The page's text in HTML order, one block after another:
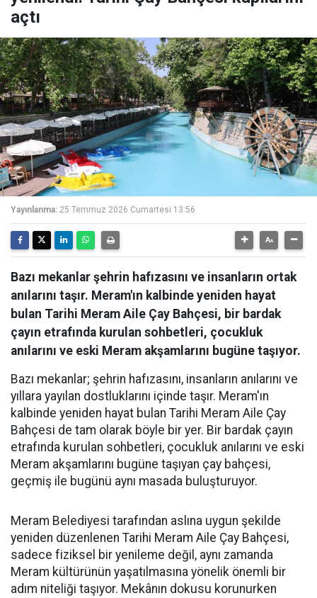
açtı
Yayınlanma: 25 Temmuz 2026 Cumartesi 13:56
Bazı mekanlar şehrin hafızasını ve insanların ortak
anılarını taşır. Meram'ın kalbinde yeniden hayat
bulan Tarihi Meram Aile Çay Bahçesi, bir bardak
çayın etrafında kurulan sohbetleri, çocukluk
anılarını ve eski Meram akşamlarını bugüne taşıyor.
Bazı mekanlar; şehrin hafızasını, insanların anılarını ve
yıllara yayılan dostluklarını içinde taşır. Meram'ın
kalbinde yeniden hayat bulan Tarihi Meram Aile Çay
Bahçesi de tam olarak böyle bir yer. Bir bardak çayın
etrafında kurulan sohbetleri, çocukluk anılarını ve eski
Meram akşamlarını bugüne taşıyan çay bahçesi,
geçmiş ile bugünü aynı masada buluşturuyor.
Meram Belediyesi tarafından aslına uygun şekilde
yeniden düzenlenen Tarihi Meram Aile Çay Bahçesi,
sadece fiziksel bir yenileme değil, aynı zamanda
Meram kültürünün yaşatılmasına yönelik önemli bir
adım niteliği taşıyor. Mekânın dokusu korunurken